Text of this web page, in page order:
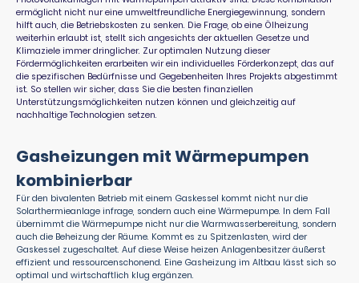
ermöglicht nicht nur eine umweltfreundliche Energiegewinnung, sondern
hilft auch, die Betriebskosten zu senken. Die Frage, ob eine Ölheizung
weiterhin erlaubt ist, stellt sich angesichts der aktuellen Gesetze und
Klimaziele immer dringlicher. Zur optimalen Nutzung dieser
Fördermöglichkeiten erarbeiten wir ein individuelles Förderkonzept, das auf
die spezifischen Bedürfnisse und Gegebenheiten Ihres Projekts abgestimmt
ist. So stellen wir sicher, dass Sie die besten finanziellen
Unterstützungsmöglichkeiten nutzen können und gleichzeitig auf
nachhaltige Technologien setzen.
Gasheizungen mit Wärmepumpen
kombinierbar
Für den bivalenten Betrieb mit einem Gaskessel kommt nicht nur die
Solarthermieanlage infrage, sondern auch eine Wärmepumpe. In dem Fall
übernimmt die Wärmepumpe nicht nur die Warmwasserbereitung, sondern
auch die Beheizung der Räume. Kommt es zu Spitzenlasten, wird der
Gaskessel zugeschaltet. Auf diese Weise heizen Anlagenbesitzer äußerst
effizient und ressourcenschonend. Eine Gasheizung im Altbau lässt sich so
optimal und wirtschaftlich klug ergänzen.